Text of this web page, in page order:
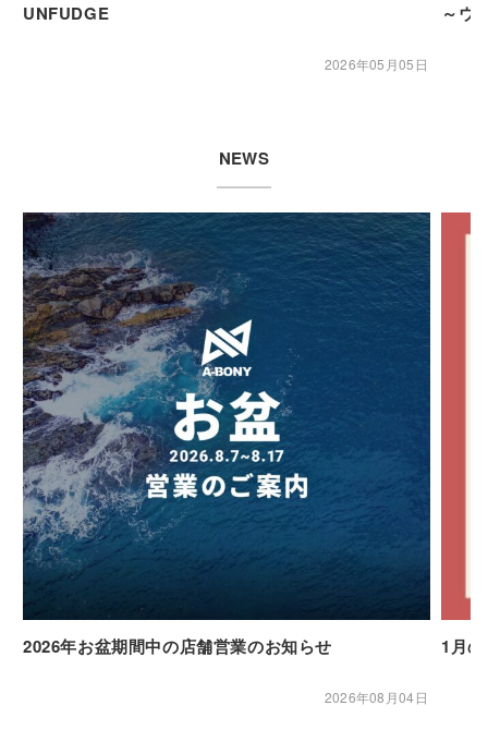
UNFUDGE
2026年05月05日
～ウ
NEWS
2026年お盆期間中の店舗営業のお知らせ
2026年08月04日
1月